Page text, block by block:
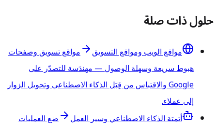
حلول ذات صلة
مواقع الويب ومواقع التسويق
مواقع تسويق وصفحات
هبوط سريعة وسهلة الوصول — مهندَسة للتصدّر على
Google والاقتباس من قِبَل الذكاء الاصطناعي وتحويل الزوار
إلى عملاء.
أتمتة الذكاء الاصطناعي وسير العمل
ضع العمليات